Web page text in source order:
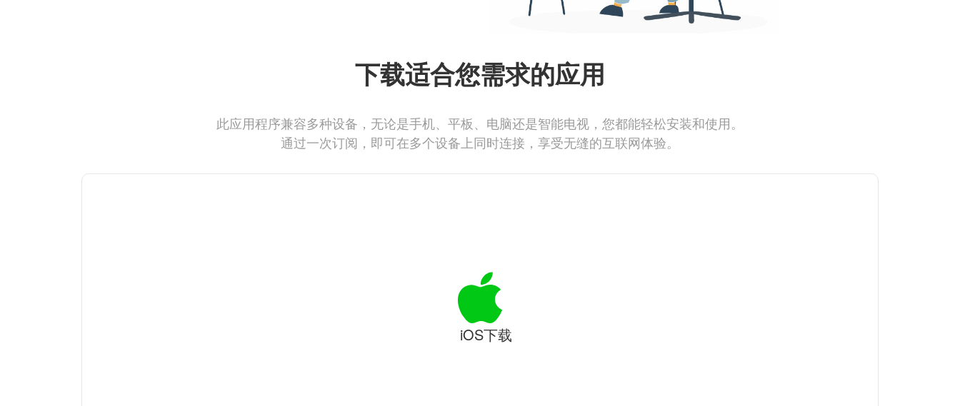
下载适合您需求的应用
此应用程序兼容多种设备，无论是手机、平板、电脑还是智能电视，您都能轻松安装和使用。
通过一次订阅，即可在多个设备上同时连接，享受无缝的互联网体验。
iOS下载